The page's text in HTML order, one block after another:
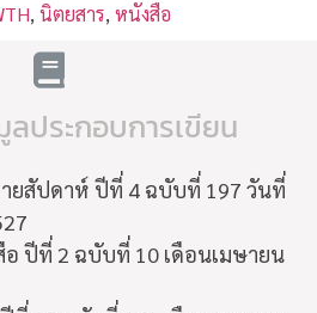
, นิตยสาร, หนังสือ
ประกอบการเขียน
ยสัปดาห์ ปีที่ 4 ฉบับที่ 197 วันที่
ปีที่ 2 ฉบับที่ 10 เดือนเมษายน